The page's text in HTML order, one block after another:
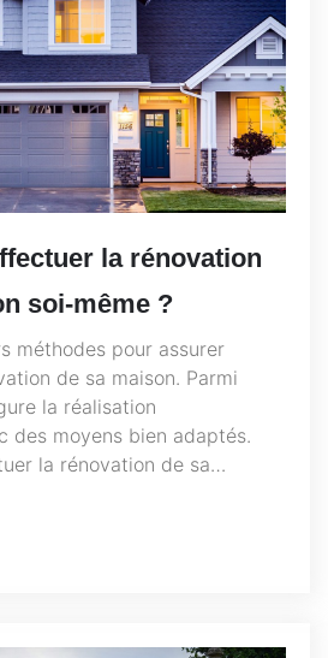
la rénovation
soi-même ?
méthodes pour assurer
de sa maison. Parmi
la réalisation
des moyens bien adaptés.
la rénovation de sa…